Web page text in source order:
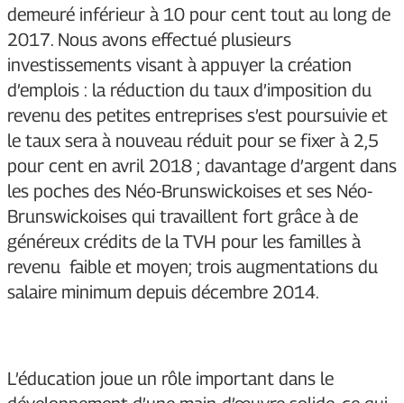
demeuré inférieur à 10 pour cent tout au long de
2017. Nous avons effectué plusieurs
investissements visant à appuyer la création
d’emplois : la réduction du taux d’imposition du
revenu des petites entreprises s’est poursuivie et
le taux sera à nouveau réduit pour se fixer à 2,5
pour cent en avril 2018 ; davantage d’argent dans
les poches des Néo-Brunswickoises et ses Néo-
Brunswickoises qui travaillent fort grâce à de
généreux crédits de la TVH pour les familles à
revenu faible et moyen; trois augmentations du
salaire minimum depuis décembre 2014.
L’éducation joue un rôle important dans le